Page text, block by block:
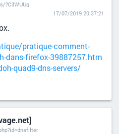
?C3WUUg
17/07/2019 20:37:21
pratique-comment-
dans-firefox-39887257.htm
quad9-dns-servers/